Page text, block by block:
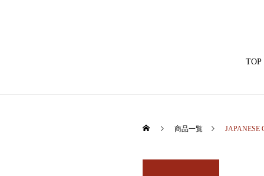
TOP
商品一覧 JAPANESE